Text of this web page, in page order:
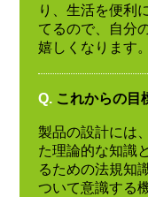
り、生活を便利
てるので、自分
嬉しくなります。
Q. これからの目
製品の設計には
た理論的な知識
るための法規知
ついて意識する